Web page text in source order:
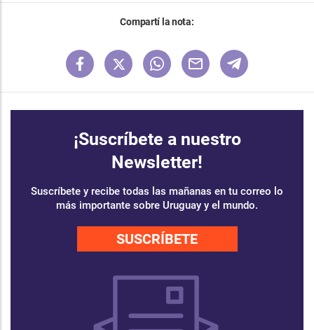
Compartí la nota:
¡Suscríbete a nuestro
Newsletter!
Suscríbete y recibe todas las mañanas en tu correo lo
más importante sobre Uruguay y el mundo.
SUSCRÍBETE